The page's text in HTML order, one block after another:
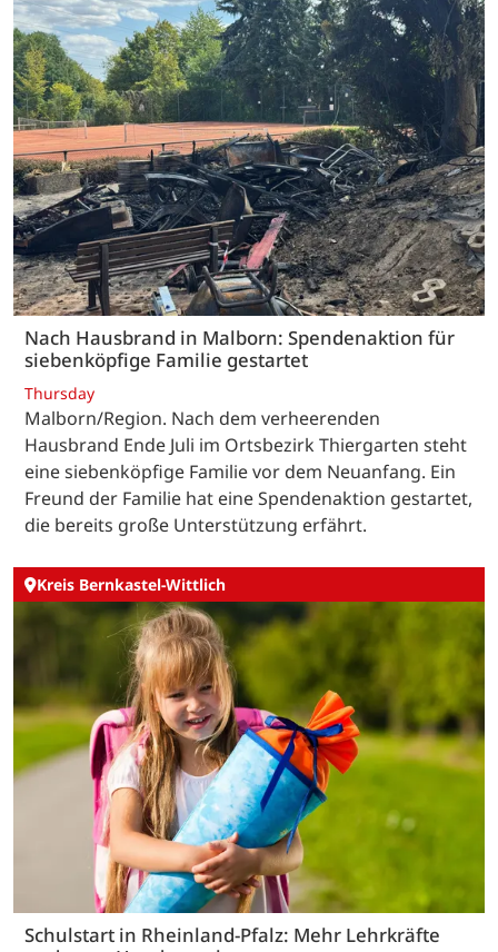
Nach Hausbrand in Malborn: Spendenaktion für
siebenköpfige Familie gestartet
Thursday
Malborn/Region. Nach dem verheerenden
Hausbrand Ende Juli im Ortsbezirk Thiergarten steht
eine siebenköpfige Familie vor dem Neuanfang. Ein
Freund der Familie hat eine Spendenaktion gestartet,
die bereits große Unterstützung erfährt.
Kreis Bernkastel-Wittlich
Schulstart in Rheinland-Pfalz: Mehr Lehrkräfte